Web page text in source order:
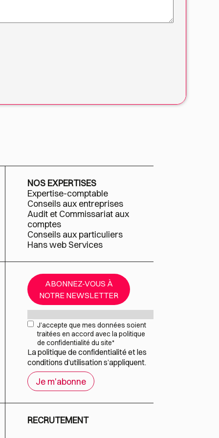
NOS EXPERTISES
Expertise-comptable
Conseils aux entreprises
Audit et Commissariat aux
comptes
Conseils aux particuliers
Hans web Services
ABONNEZ-VOUS À
NOTRE NEWSLETTER
RGPD*
J’accepte que mes données soient
traitées en accord avec la politique
de confidentialité du site*
Lapolitique de confidentialité et les
conditions d’utilisations’appliquent.
RECRUTEMENT